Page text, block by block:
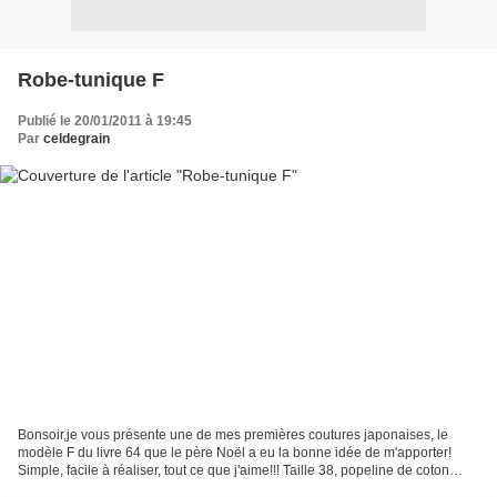
Robe-tunique F
Publié le 20/01/2011 à 19:45
Par celdegrain
Bonsoir,je vous présente une de mes premières coutures japonaises, le
modèle F du livre 64 que le père Noël a eu la bonne idée de m'apporter!
Simple, facile à réaliser, tout ce que j'aime!!! Taille 38, popeline de coton